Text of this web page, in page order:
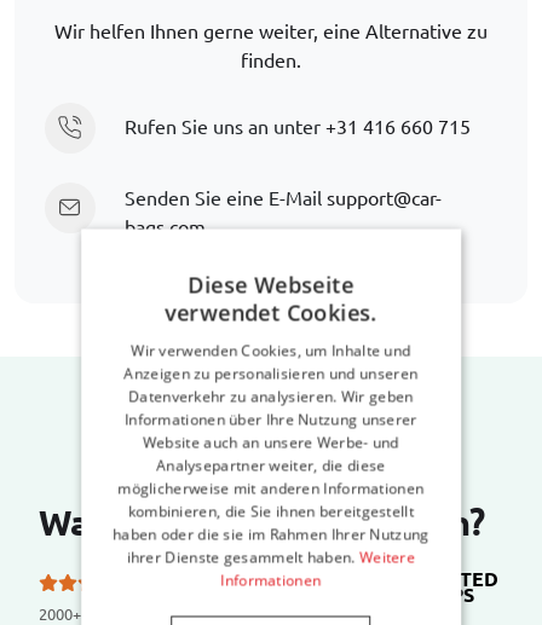
Wir helfen Ihnen gerne weiter, eine Alternative zu
finden.
Rufen Sie uns an unter +31 416 660 715
Senden Sie eine E-Mail support@car-
bags.com
Was sagen unsere Kunden?
2000+ reviews
5.0 von 5 Sternen bei TRUSTED
SHOPS
Diese Webseite
verwendet Cookies.
Wir verwenden Cookies, um Inhalte und
Anzeigen zu personalisieren und unseren
Datenverkehr zu analysieren. Wir geben
Informationen über Ihre Nutzung unserer
Website auch an unsere Werbe- und
Analysepartner weiter, die diese
möglicherweise mit anderen Informationen
kombinieren, die Sie ihnen bereitgestellt
haben oder die sie im Rahmen Ihrer Nutzung
ihrer Dienste gesammelt haben. Weitere
Informationen